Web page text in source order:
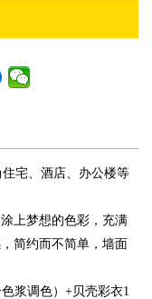
宅、酒店、办公楼等
上梦想的色彩，充满
简约而不简单，墙面
浆调色）+贝壳彩衣1